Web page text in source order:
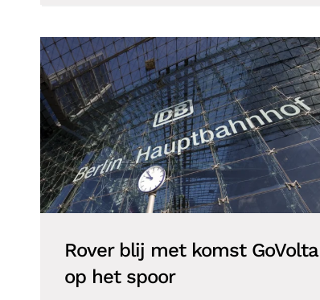
Rover blij met komst GoVolta
op het spoor